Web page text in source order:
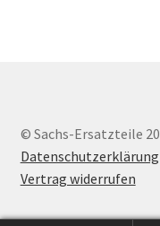
© Sachs-Ersatzteile
Datenschutzerklärung
Vertrag widerrufen